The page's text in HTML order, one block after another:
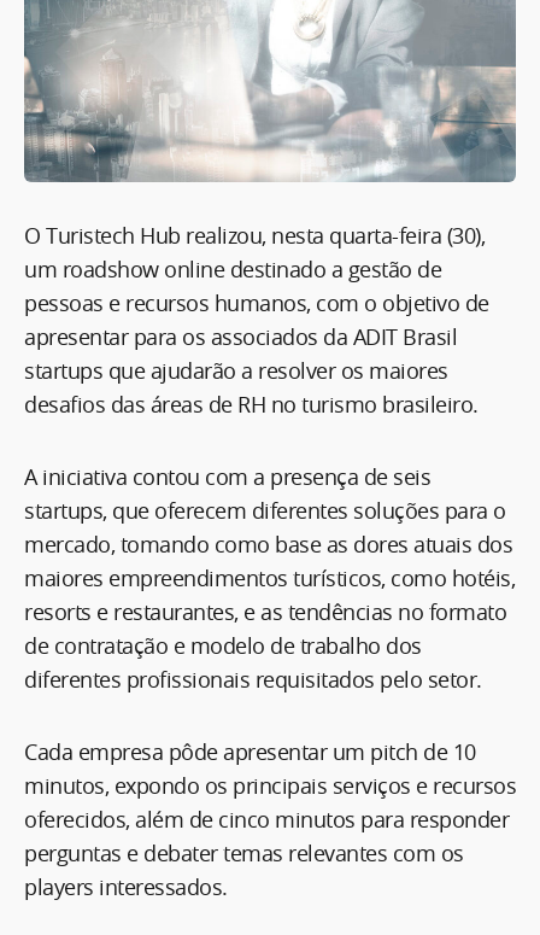
O Turistech Hub realizou, nesta quarta-feira (30),
um roadshow online destinado a gestão de
pessoas e recursos humanos, com o objetivo de
apresentar para os associados da ADIT Brasil
startups que ajudarão a resolver os maiores
desafios das áreas de RH no turismo brasileiro.
A iniciativa contou com a presença de seis
startups, que oferecem diferentes soluções para o
mercado, tomando como base as dores atuais dos
maiores empreendimentos turísticos, como hotéis,
resorts e restaurantes, e as tendências no formato
de contratação e modelo de trabalho dos
diferentes profissionais requisitados pelo setor.
Cada empresa pôde apresentar um pitch de 10
minutos, expondo os principais serviços e recursos
oferecidos, além de cinco minutos para responder
perguntas e debater temas relevantes com os
players interessados.